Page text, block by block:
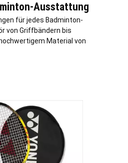
Ausstattung
für jedes Badminton-
von Griffbändern bis
Material von